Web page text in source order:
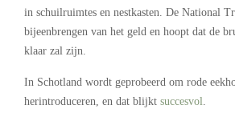
in schuilruimtes en nestkasten. De National
bijeenbrengen van het geld en hoopt dat de
klaar zal zijn.
In Schotland wordt geprobeerd om rode
herintroduceren, en dat blijkt succesvol